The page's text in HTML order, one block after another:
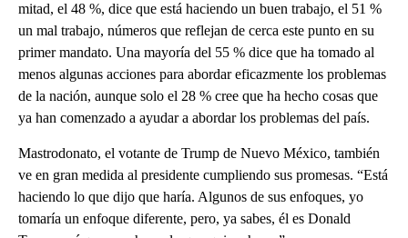
mitad, el 48 %, dice que está haciendo un buen trabajo, el 51 %
un mal trabajo, números que reflejan de cerca este punto en su
primer mandato. Una mayoría del 55 % dice que ha tomado al
menos algunas acciones para abordar eficazmente los problemas
de la nación, aunque solo el 28 % cree que ha hecho cosas que
ya han comenzado a ayudar a abordar los problemas del país.
Mastrodonato, el votante de Trump de Nuevo México, también
ve en gran medida al presidente cumpliendo sus promesas. “Está
haciendo lo que dijo que haría. Algunos de sus enfoques, yo
tomaría un enfoque diferente, pero, ya sabes, él es Donald